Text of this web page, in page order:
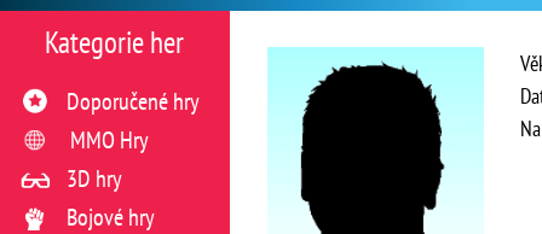
Kategorie her
Doporučené hry
MMO Hry
3D hry
Bojové hry